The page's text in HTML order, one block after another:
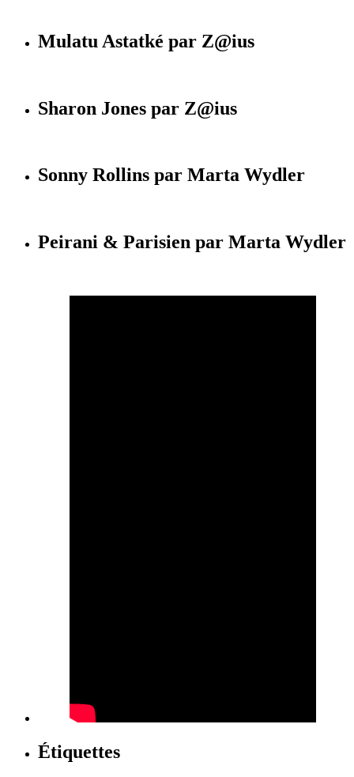
Mulatu Astatké par Z@ius
Sharon Jones par Z@ius
Sonny Rollins par Marta Wydler
Peirani & Parisien par Marta Wydler
Étiquettes